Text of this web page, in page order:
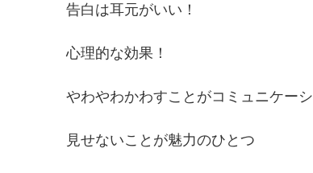
告白は耳元がいい！
心理的な効果！
やわやわかわすことがコミュニケー
見せないことが魅力のひとつ